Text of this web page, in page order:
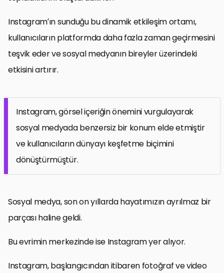
Instagram’ın sunduğu bu dinamik etkileşim ortamı,
kullanıcıların platformda daha fazla zaman geçirmesini
teşvik eder ve sosyal medyanın bireyler üzerindeki
etkisini artırır.
Instagram, görsel içeriğin önemini vurgulayarak
sosyal medyada benzersiz bir konum elde etmiştir
ve kullanıcıların dünyayı keşfetme biçimini
dönüştürmüştür.
Sosyal medya, son on yıllarda hayatımızın ayrılmaz bir
parçası haline geldi.
Bu evrimin merkezinde ise Instagram yer alıyor.
Instagram, başlangıcından itibaren fotoğraf ve video